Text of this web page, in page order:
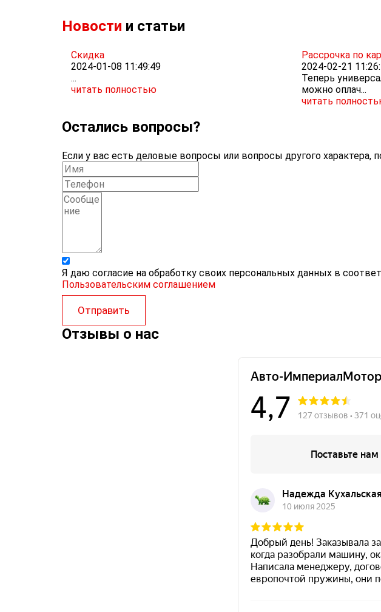
Новости и статьи
Скидка
2024-01-08 11:49:49
...
читать полностью
Рассрочка по
2024-02-21
Теперь
можно оплач...
читать
Остались вопросы?
Если у вас есть деловые вопросы или вопросы другого
Я даю согласие на обработку своих персональных данных в
Пользовательским соглашением
Отправить
Отзывы о нас